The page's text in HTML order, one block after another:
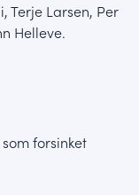
Terje Larsen, Per
Helleve.
forsinket